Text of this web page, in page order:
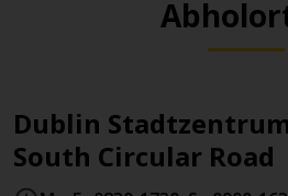
Dublin
South Circular Road